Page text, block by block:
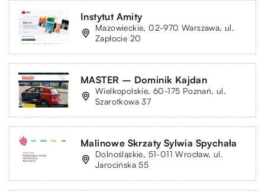
Instytut Amity
Mazowieckie, 02-970 Warszawa, ul.
Zapłocie 20
MASTER – Dominik Kajdan
Wielkopolskie, 60-175 Poznań, ul.
Szarotkowa 37
Malinowe Skrzaty Sylwia Spychała
Dolnośląskie, 51-011 Wrocław, ul.
Jarocińska 55